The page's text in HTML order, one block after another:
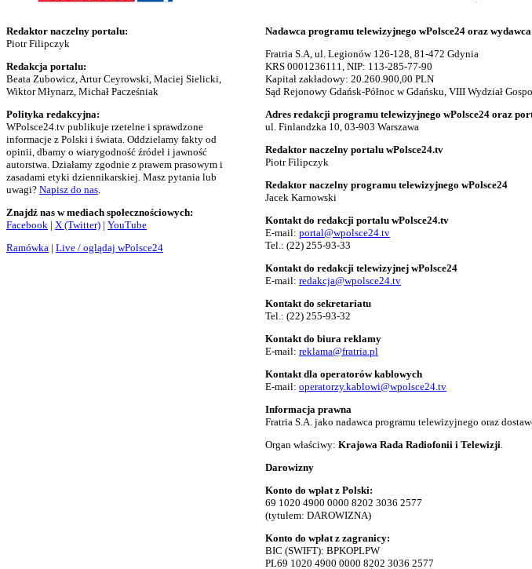
Redaktor naczelny portalu:
Piotr Filipczyk
Redakcja portalu:
Beata Zubowicz, Artur Ceyrowski, Maciej Sielicki,
Wiktor Młynarz, Michał Pacześniak
Polityka redakcyjna:
WPolsce24.tv publikuje rzetelne i sprawdzone
informacje z Polski i świata. Oddzielamy fakty od
opinii, dbamy o wiarygodność źródeł i jawność
autorstwa. Działamy zgodnie z prawem prasowym i
zasadami etyki dziennikarskiej. Masz pytania lub
uwagi? Napisz do nas.
Znajdź nas w mediach społecznościowych:
Facebook | X (Twitter) | YouTube
Ramówka | Live / oglądaj wPolsce24
Nadawca programu telewizyjnego wPolsce24 oraz
Fratria S.A, ul. Legionów 126-128, 81-472 Gdynia
KRS 0001236111, NIP: 113-285-77-90
Kapitał zakładowy: 20.260.900,00 PLN
Sąd Rejonowy Gdańsk-Północ w Gdańsku, VIII Wydział
Adres redakcji programu telewizyjnego wPolsce24 oraz
ul. Finlandzka 10, 03-903 Warszawa
Redaktor naczelny portalu wPolsce24.tv
Piotr Filipczyk
Redaktor naczelny programu telewizyjnego wPolsce24
Jacek Karnowski
Kontakt do redakcji portalu wPolsce24.tv
E-mail: portal@wpolsce24.tv
Tel.: (22) 255-93-33
Kontakt do redakcji telewizyjnej wPolsce24
E-mail: redakcja@wpolsce24.tv
Kontakt do sekretariatu
Tel.: (22) 255-93-32
Kontakt do biura reklamy
E-mail: reklama@fratria.pl
Kontakt dla operatorów kablowych
E-mail: operatorzy.kablowi@wpolsce24.tv
Informacja prawna
Fratria S.A. jako nadawca programu telewizyjnego oraz
Organ właściwy: Krajowa Rada Radiofonii i Telewizji.
Darowizny
Konto do wpłat z Polski:
69 1020 4900 0000 8202 3036 2577
(tytułem: DAROWIZNA)
Konto do wpłat z zagranicy:
BIC (SWIFT): BPKOPLPW
PL69 1020 4900 0000 8202 3036 2577